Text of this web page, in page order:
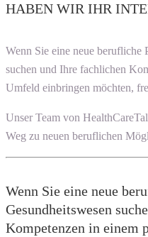
HABEN WIR IHR
Wenn Sie eine neue berufliche
suchen und Ihre fachlichen
Umfeld einbringen möchten,
Unser Team von
Weg zu neuen beruflichen
Wenn Sie eine neue
Gesundheitswesen
Kompetenzen in einem